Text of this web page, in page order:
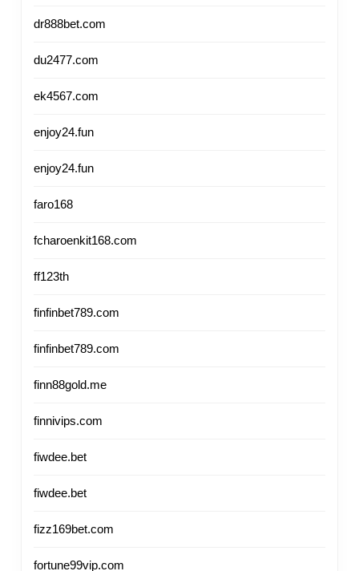
dr888bet.com
du2477.com
ek4567.com
enjoy24.fun
enjoy24.fun
faro168
fcharoenkit168.com
ff123th
finfinbet789.com
finfinbet789.com
finn88gold.me
finnivips.com
fiwdee.bet
fiwdee.bet
fizz169bet.com
fortune99vip.com